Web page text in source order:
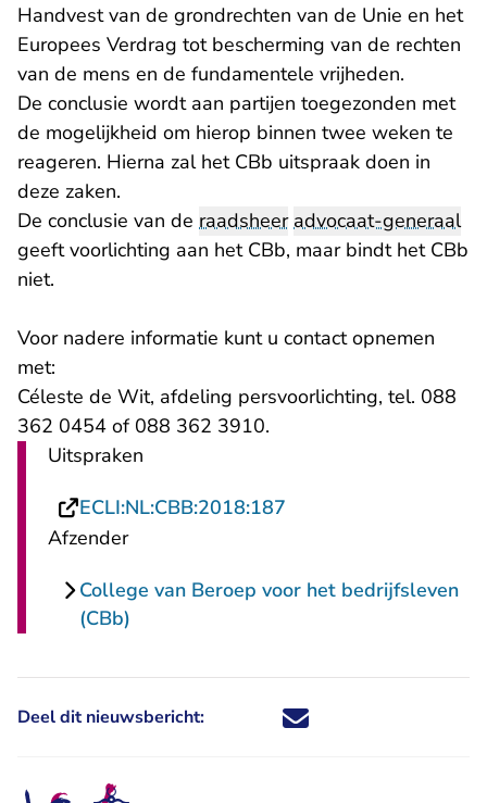
Handvest van de grondrechten van de Unie en het
Europees Verdrag tot bescherming van de rechten
van de mens en de fundamentele vrijheden.
De conclusie wordt aan partijen toegezonden met
de mogelijkheid om hierop binnen twee weken te
reageren. Hierna zal het CBb uitspraak doen in
deze zaken.
De conclusie van de raadsheer advocaat-generaal
geeft voorlichting aan het CBb, maar bindt het CBb
niet.
Voor nadere informatie kunt u contact opnemen
met:
Céleste de Wit, afdeling persvoorlichting, tel. 088
362 0454 of 088 362 3910.
Uitspraken
ECLI:NL:CBB:2018:187
Afzender
College van Beroep voor het bedrijfsleven
(CBb)
Deel dit nieuwsbericht: Deel dit nieuwsbericht via X -
Deel dit nieuwsbericht via
Deel dit nieuwsbericht
Deel dit